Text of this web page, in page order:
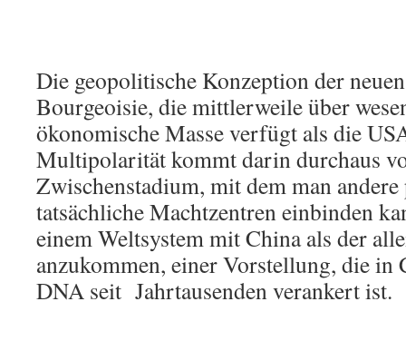
Die geopolitische Konzeption der
Bourgeoisie, die mittlerweile über
ökonomische Masse verfügt als die
Multipolarität kommt darin durchaus
Zwischenstadium, mit dem man
tatsächliche Machtzentren einbinden
einem Weltsystem mit China als der
anzukommen, einer Vorstellung, die in
DNA seit Jahrtausenden verankert ist.